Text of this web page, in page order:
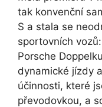
tak konvenční
S a stala se
sportovních
Porsche
dynamické jízdy
účinnosti, které
převodovkou, a